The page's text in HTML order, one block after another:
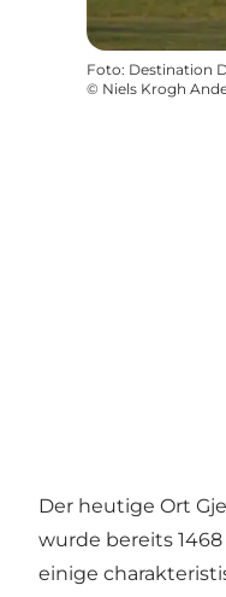
Foto: Destination
© Niels Krogh
Der heutige Ort
wurde bereits
einige